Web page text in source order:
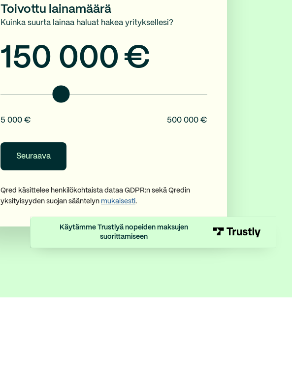
Toivottu lainamäärä
Kuinka suurta lainaa haluat hakea yrityksellesi?
150 000 €
5 000 € 500 000 €
Qred käsittelee henkilökohtaista dataa GDPR:n sekä Qredin
yksityisyyden suojan sääntelyn mukaisesti.
Käytämme Trustlyä nopeiden maksujen
suorittamiseen